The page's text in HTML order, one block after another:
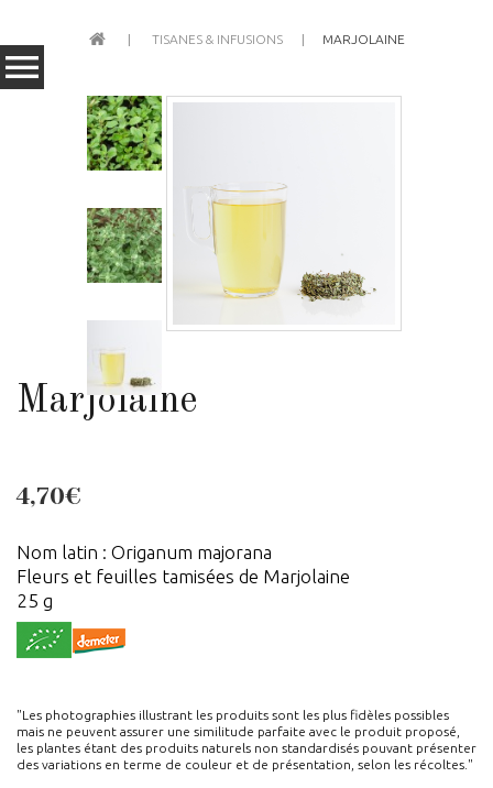
TISANES & INFUSIONS MARJOLAINE
Marjolaine
4,70€
Nom latin : Origanum majorana
Fleurs et feuilles tamisées de Marjolaine
25 g
"Les photographies illustrant les produits sont les plus fidèles possibles
mais ne peuvent assurer une similitude parfaite avec le produit proposé,
les plantes étant des produits naturels non standardisés pouvant présenter
des variations en terme de couleur et de présentation, selon les récoltes."